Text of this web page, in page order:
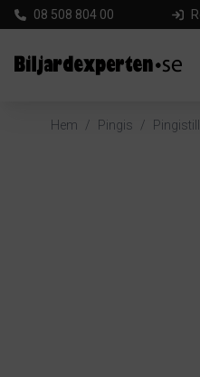
08 508 804 00
Hem / Pingis /